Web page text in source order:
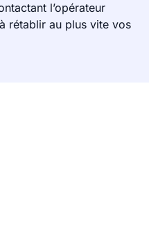
l’opérateur
rétablir au plus vite vos